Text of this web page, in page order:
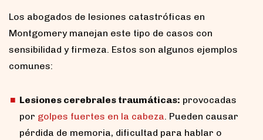
Los abogados de lesiones catastróficas en
Montgomery manejan este tipo de casos con
sensibilidad y firmeza. Estos son algunos ejemplos
comunes:
Lesiones cerebrales traumáticas: provocadas
por golpes fuertes en la cabeza. Pueden causar
pérdida de memoria, dificultad para hablar o